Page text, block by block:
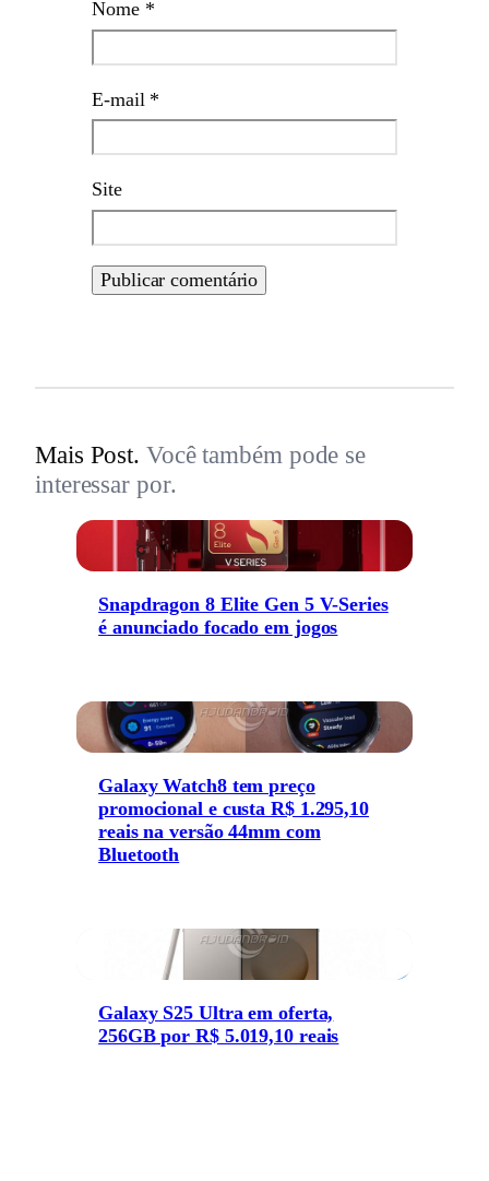
Nome *
E-mail *
Site
Mais Post. Você também pode se
interessar por.
Snapdragon 8 Elite Gen 5 V-Series
é anunciado focado em jogos
Galaxy Watch8 tem preço
promocional e custa R$ 1.295,10
reais na versão 44mm com
Bluetooth
Galaxy S25 Ultra em oferta,
256GB por R$ 5.019,10 reais